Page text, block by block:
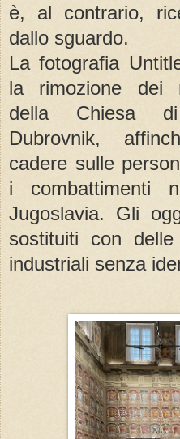
è, al contrario,
dallo sguardo.
La fotografia
la rimozione dei
della Chiesa
Dubrovnik,
cadere sulle
i combattimenti
Jugoslavia. Gli
sostituiti con
industriali senza